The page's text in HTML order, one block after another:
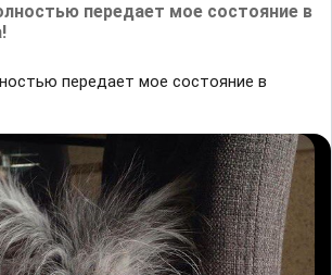
передает мое состояние в
передает мое состояние в